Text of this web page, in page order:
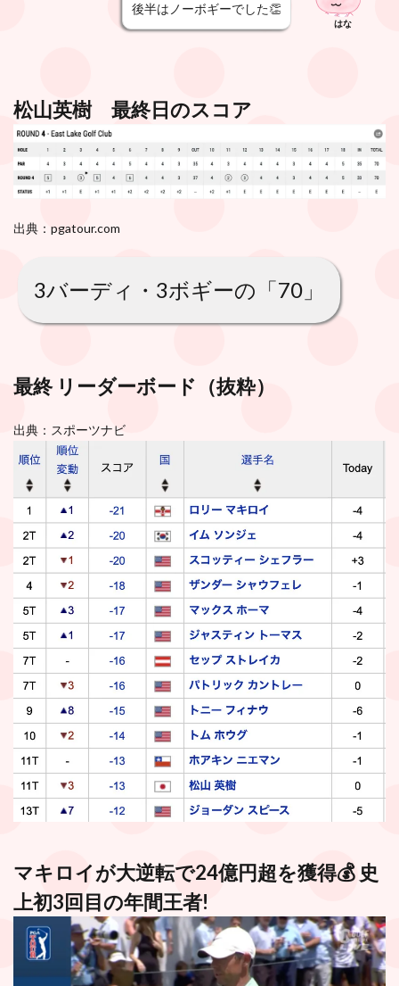
後半はノーボギーでした👏
はな
松山英樹 最終日のスコア
出典：pgatour.com
3バーディ・3ボギーの「70」
最終 リーダーボード（抜粋）
出典：スポーツナビ
マキロイが大逆転で24億円超を獲得💰 史
上初3回目の年間王者!